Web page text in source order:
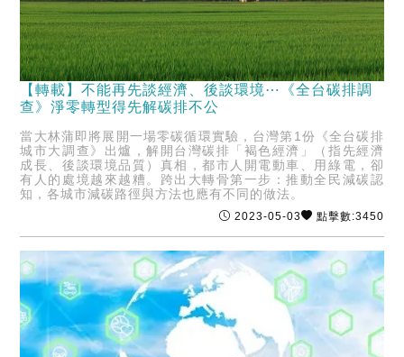
【轉載】不能再先談經濟、後談環境⋯《全台碳排調
查》淨零轉型得先解碳排不公
當大林蒲即將展開一場零碳循環實驗，台灣第1份《全台碳排
城市大調查》出爐，解開台灣碳排「褐色經濟」（指先經濟
成長、後談環境品質）真相，都市人開電動車、用綠電，卻
有人的處境越來越糟。跨出大轉骨第一步：推動全民減碳認
知，各城市減碳路徑與方法也應有不同的做法。
2023-05-03 點擊數:3450